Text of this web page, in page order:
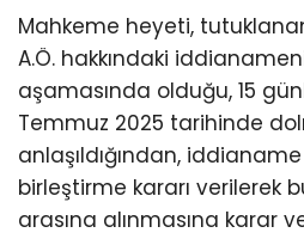
Mahkeme heyeti,
A.Ö. hakkındaki
aşamasında olduğu, 15
Temmuz 2025 tarihinde
anlaşıldığından,
birleştirme kararı verilerek
arasına alınmasına karar